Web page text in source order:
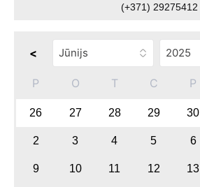
(+371) 29275412
<
P O T C P
26 27 28 29 30
2 3 4 5 6
9 10 11 12 13